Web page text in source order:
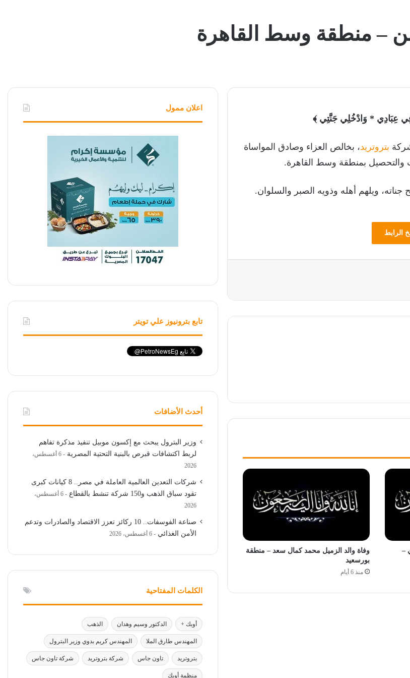
– منطقة وسط القاهرة
عِبَادِي * وَادْخُلِي جَنَّتِي ﴾
بتروتريد، بخالص العزاء وصادق المواساة
والتحصيل بمنطقة وسط القاهرة.
ويلهم أهله وذويه الصبر والسلوان.
الرابط
–
وفاة والد الزميل محمد كمال سعد – منطقة
بورسعيد
منذ 6 أيام
اعلان ممول
تابع بترونيوز علي تويتر
أحدث الأضافات
وزير البترول يبحث مع إكسون موبيل تنفيذ مذكرة تفاهم
لربط اكتشافات قبرص بالبنية التحتية المصرية
6 أغسطس،
2026
شركات التعدين العالمية العاملة في مصر.. 8 كيانات كبرى
تقود سباق الذهب و150 شركة تنشط بالقطاع
6 أغسطس،
2026
صناعة الفوسفات.. 10 ركائز تعزز الاقتصاد والصادرات وتدعم
الأمن الغذائي
6 أغسطس، 2026
الكلمات المفتاحية
أوبك + الدكتور وسيم وهدان الذهب
المهندس طارق الملا المهندس كريم بدوي وزير البترول
بتروتريد تاون جاس شركة بتروتريد شركة تاون جاس
منظمة أوبك